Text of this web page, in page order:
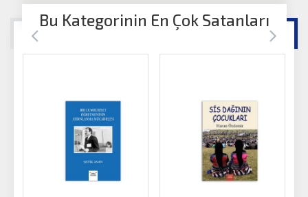
Bu Kategorinin En Çok Satanları